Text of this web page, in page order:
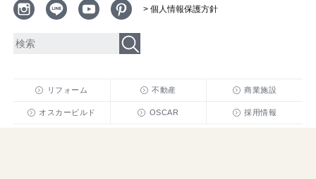
> 個人情報保護方針
リフォーム 不動産 商業施設
オスカービルド OSCAR 採用情報